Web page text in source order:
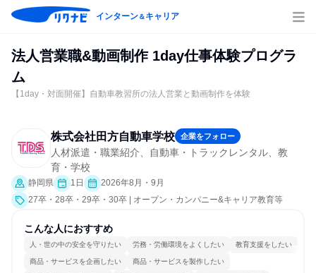
インターン＆キャリア
法人営業職&動画制作 1day仕事体験プログラ
ム
【1day・対面開催】自動車教習所の法人営業と動画制作を体験
株式会社田方自動車学校 企業をフォロー
人材派遣・職業紹介、自動車・トラックレンタル、教
育・学校
静岡県 1日
2026年8月・9月
27卒・28卒・29卒・30卒 | オープン・カンパニー&キャリア教育等
こんな人におすすめ
人・世の中の安全を守りたい 労務・労働環境をよくしたい 教育支援をしたい
商品・サービスを企画したい 商品・サービスを製作したい